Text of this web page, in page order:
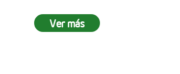
Ver más